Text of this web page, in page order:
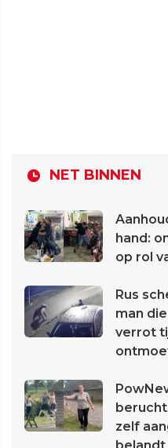
NET BINNEN
hand:
op rol
Rus
man
verrot
zelf